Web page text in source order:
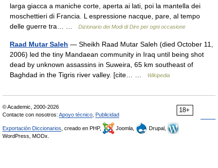
larga giacca a maniche corte, aperta ai lati, poi la mantella dei
moschettieri di Francia. L espressione nacque, pare, al tempo
delle guerre tra… …
Dizionario dei Modi di Dire per ogni occasione
Raad Mutar Saleh — Sheikh Raad Mutar Saleh (died October 11,
2006) led the tiny Mandaean community in Iraq until being shot
dead by unknown assassins in Suweira, 65 km southeast of
Baghdad in the Tigris river valley. [cite… …
Wikipedia
18+
© Academic, 2000-2026
Contacte con nosotros: Apoyo técnico Publicidad
Exportación Diccionarios , creado en PHP, Joomla,
Drupal,
WordPress, MODx.